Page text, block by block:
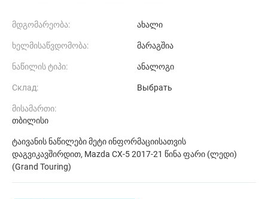
მდგომარეობა: ახალი
ხელმისაწვდომობა: მარაგშია
ნაწილის ტიპი: ანალოგი
Склад: Выбрать
მისამართი:
თბილისი
ტაივანის ნაწილები მეტი ინფორმაციისათვის
დაგვიკავშირდით, Mazda CX-5 2017-21 წინა ფარი (ლედი)
(Grand Touring)